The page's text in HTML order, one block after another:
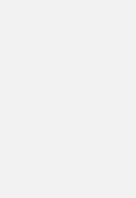
Wär­me & Was­ser
aus – zusätzliche
sind